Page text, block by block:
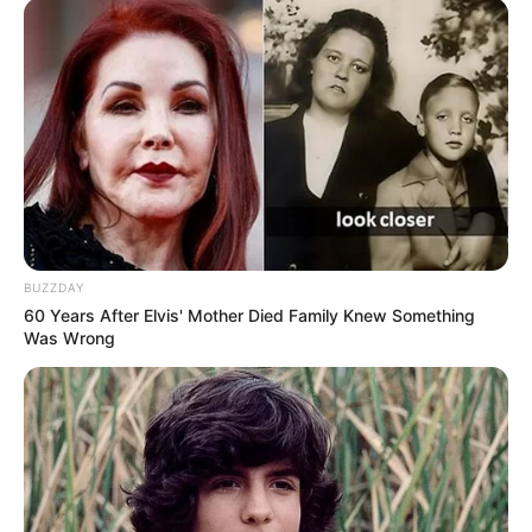
Veja as formas de doações,aqui!
JASB - Jornal dos Agentes de Saúde do Brasil
Canal Te Respondo | Canal da CONACS|Canal da
Fnaras | Incentivo Financeiro
O jornalismo do JASB - Jornal dos Agentes de Saúde do Brasil
precisa de vocêpara continuar marcando ponto na vida da
categoria.Faça doação para o site. Sua colaboração é
fundamental para seguirmos combatendo o bom combate com a
independência que você conhece. A partir de qualquer valor, você
pode fazer a diferença. Muito Obrigado!Veja como doar aqui!
BUZZDAY
60 Years After Elvis' Mother Died Family Knew Something
Was Wrong